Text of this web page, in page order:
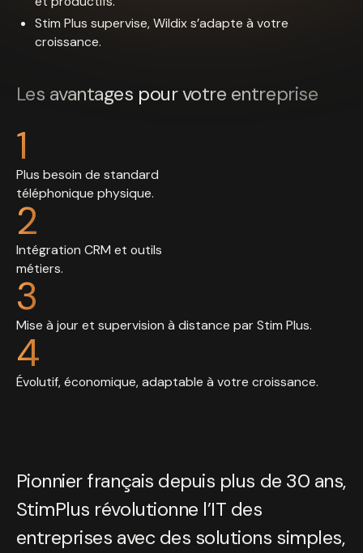
Stim Plus supervise, Wildix s’adapte à votre
croissance.
Les avantages pour votre entreprise
1
Plus besoin de standard
téléphonique physique.
2
Intégration CRM et outils
métiers.
3
Mise à jour et supervision à distance par Stim Plus.
4
Évolutif, économique, adaptable à votre croissance.
Pionnier français depuis plus de 30 ans,
StimPlus révolutionne l’IT des
entreprises avec des solutions simples,